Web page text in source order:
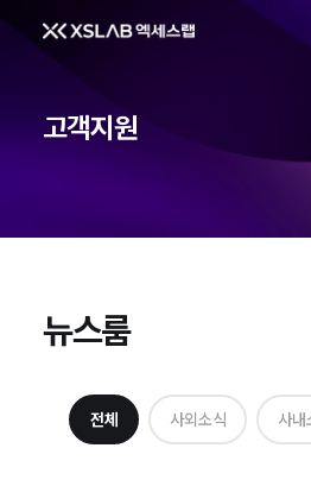
고객지원
뉴스룸
전체 사외소식 사내